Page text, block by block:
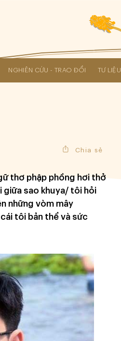
NGHIÊN CỨU - TRAO ĐỔI TƯ LIỆU
Chia sẻ
thơ phập phồng hơi thở
giữa sao khuya/ tôi hỏi
những vòm mây
tôi bản thể và sức